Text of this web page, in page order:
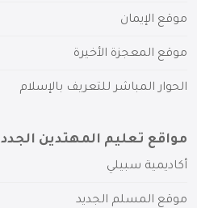
موقع الإيمان
موقع المعجزة الأخيرة
الحوار المباشر للتعريف بالإسلام
مواقع تعليم المهتدين الجدد
أكاديمية سبيلي
موقع المسلم الجديد